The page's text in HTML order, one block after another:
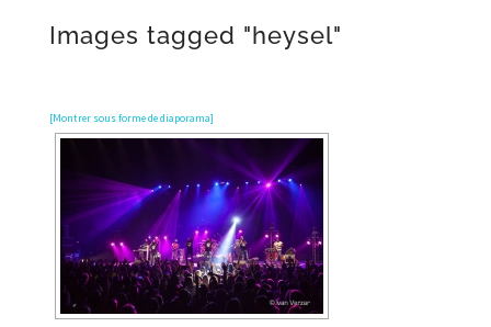
Images tagged "heysel"
[Montrer sous forme de diaporama]